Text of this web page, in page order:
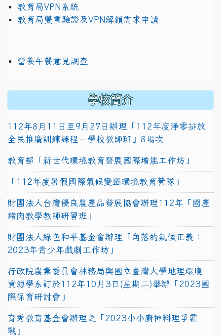
教育局VPN系統
教育局雙重驗證及VPN解鎖需求申請
營養午餐意見調查
學校簡介
112年8月11日至9月27日辦理「112年度淨零排放
全民推廣訓練課程－學校教師班」8場次
教育部「新世代環境教育發展國際增能工作坊」
「112年度暑假國際氣候變遷環境教育營隊」
財團法人台灣優良農產品發展協會辦理112年「國產
豬肉教學教師研習班」
財團法人綠色和平基金會辦理「角落的氣候正義：
2023年青少年戲劇工作坊」
行政院農業委員會林務局與國立臺灣大學地理環境
資源學系訂於112年10月3日(星期二)舉辦「2023國
際保育研討會」
育秀教育基金會辦理之「2023小小廚神料理爭霸
戰」